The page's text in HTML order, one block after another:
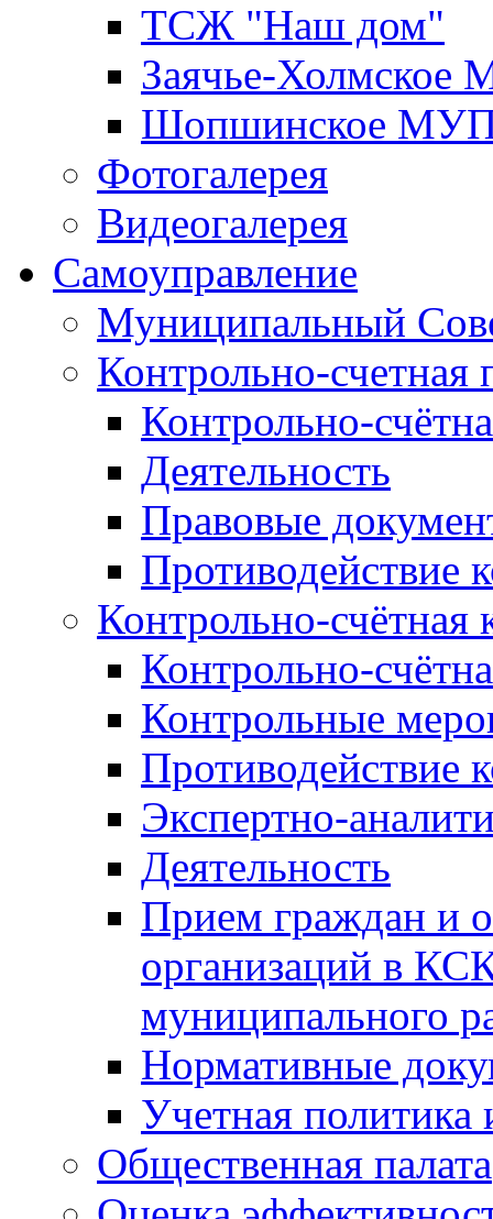
ТСЖ "Наш дом"
Заячье-
Шопшинское
Фотогалерея
Видеогалерея
Самоуправление
Муниципальный
Контрольно-счетная
Контрольно-
Деятельность
Правовые
Противодействие
Контрольно-счётная
Контрольно-
Контрольные
Противодействие
Экспертно-
Деятельность
Прием граждан и
организаций в
муниципального
Нормативные
Учетная политика
Общественная палата